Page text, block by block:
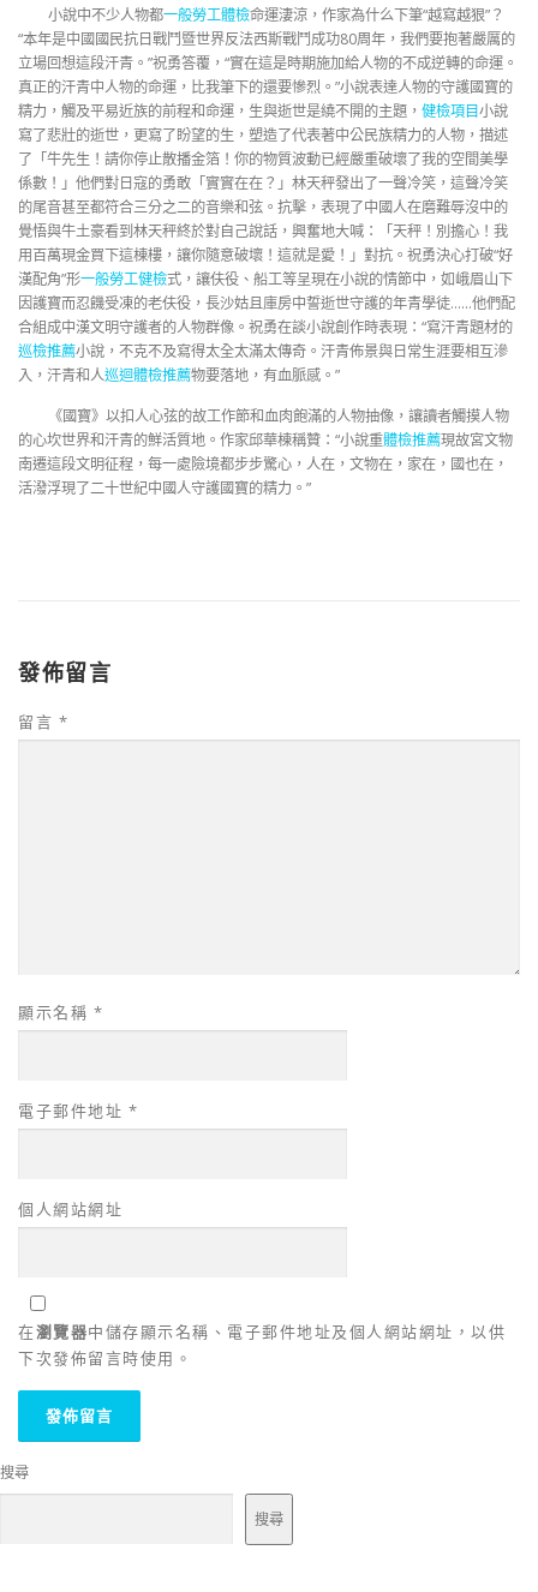
小說中不少人物都一般勞工體檢命運淒涼，作家為什么下筆“越寫越狠”？
“本年是中國國民抗日戰鬥暨世界反法西斯戰鬥成功80周年，我們要抱著嚴厲的
立場回想這段汗青。”祝勇答覆，“實在這是時期施加給人物的不成逆轉的命運。
真正的汗青中人物的命運，比我筆下的還要慘烈。”小說表達人物的守護國寶的
精力，觸及平易近族的前程和命運，生與逝世是繞不開的主題， 健檢項目小說
寫了悲壯的逝世，更寫了盼望的生，塑造了代表著中公民族精力的人物，描述
了「牛先生！請你停止散播金箔！你的物質波動已經嚴重破壞了我的空間美學
係數！」他們對日寇的勇敢「實實在在？」林天秤發出了一聲冷笑，這聲冷笑
的尾音甚至都符合三分之二的音樂和弦。抗擊，表現了中國人在磨難辱沒中的
覺悟與牛土豪看到林天秤終於對自己說話，興奮地大喊：「天秤！別擔心！我
用百萬現金買下這棟樓，讓你隨意破壞！這就是愛！」對抗。祝勇決心打破“好
漢配角”形一般勞工健檢式，讓伕役、船工等呈現在小說的情節中，如峨眉山下
因護寶而忍饑受凍的老伕役，長沙姑且庫房中誓逝世守護的年青學徒……他們配
合組成中漢文明守護者的人物群像。祝勇在談小說創作時表現：“寫汗青題材的
巡檢推薦小說，不克不及寫得太全太滿太傳奇。汗青佈景與日常生涯要相互滲
入，汗青和人巡迴體檢推薦物要落地，有血脈感。”
《國寶》以扣人心弦的故工作節和血肉飽滿的人物抽像，讓讀者觸摸人物
的心坎世界和汗青的鮮活質地。作家邱華棟稱贊：“小說重體檢推薦現故宮文物
南遷這段文明征程，每一處險境都步步驚心，人在，文物在，家在，國也在，
活潑浮現了二十世紀中國人守護國寶的精力。”
發佈留言
留言 *
顯示名稱 *
電子郵件地址 *
個人網站網址
在瀏覽器中儲存顯示名稱、電子郵件地址及個人網站網址，以供
下次發佈留言時使用。
搜尋
搜尋